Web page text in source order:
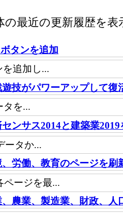
の最近の更新履歴を表
タンを追加
を追加し...
遊技がパワーアップして復
タを...
ンサス2014と建築業2019
ータか...
労働、教育のページを刷
ページを最...
農業、製造業、財政、人